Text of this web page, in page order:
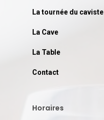
La tournée du caviste
La Cave
La Table
Contact
Horaires